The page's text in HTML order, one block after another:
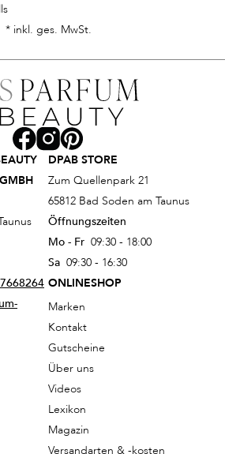
* inkl. ges. MwSt.
DPAB STORE
Zum Quellenpark 21
65812 Bad Soden am Taunus
Öffnungszeiten
Mo - Fr 09:30 - 18:00
Sa 09:30 - 16:30
ONLINESHOP
Marken
Kontakt
Gutscheine
Über uns
Videos
Lexikon
Magazin
Versandarten & -kosten